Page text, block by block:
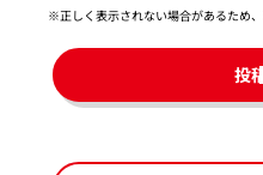
※正しく表示されない場合があるため
投